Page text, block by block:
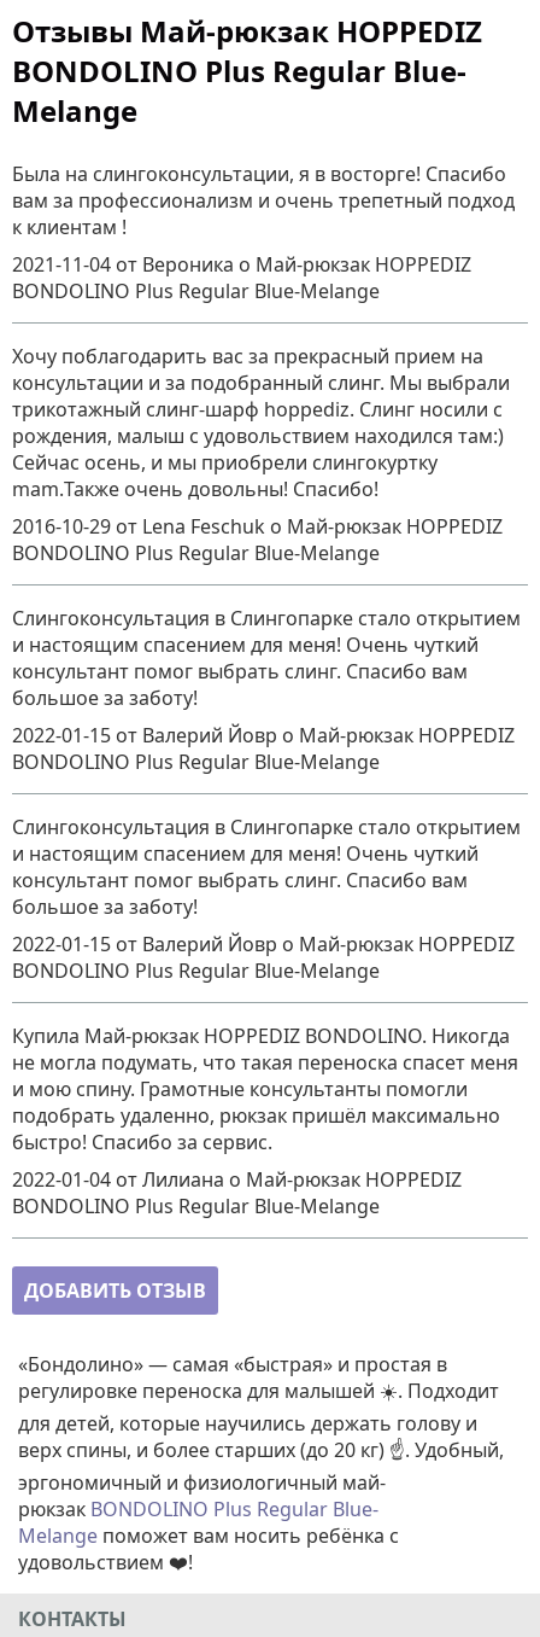
Отзывы Май-рюкзак HOPPEDIZ
BONDOLINO Plus Regular Blue-
Melange
Была на слингоконсультации, я в восторге! Спасибо
вам за профессионализм и очень трепетный подход
к клиентам !
2021-11-04 от Вероника о Май-рюкзак HOPPEDIZ
BONDOLINO Plus Regular Blue-Melange
Хочу поблагодарить вас за прекрасный прием на
консультации и за подобранный слинг. Мы выбрали
трикотажный слинг-шарф hoppediz. Слинг носили с
рождения, малыш с удовольствием находился там:)
Сейчас осень, и мы приобрели слингокуртку
mam.Также очень довольны! Спасибо!
2016-10-29 от Lena Feschuk о Май-рюкзак HOPPEDIZ
BONDOLINO Plus Regular Blue-Melange
Слингоконсультация в Слингопарке стало открытием
и настоящим спасением для меня! Очень чуткий
консультант помог выбрать слинг. Спасибо вам
большое за заботу!
2022-01-15 от Валерий Йовр о Май-рюкзак HOPPEDIZ
BONDOLINO Plus Regular Blue-Melange
Слингоконсультация в Слингопарке стало открытием
и настоящим спасением для меня! Очень чуткий
консультант помог выбрать слинг. Спасибо вам
большое за заботу!
2022-01-15 от Валерий Йовр о Май-рюкзак HOPPEDIZ
BONDOLINO Plus Regular Blue-Melange
Купила Май-рюкзак HOPPEDIZ BONDOLINO. Никогда
не могла подумать, что такая переноска спасет меня
и мою спину. Грамотные консультанты помогли
подобрать удаленно, рюкзак пришёл максимально
быстро! Спасибо за сервис.
2022-01-04 от Лилиана о Май-рюкзак HOPPEDIZ
BONDOLINO Plus Regular Blue-Melange
ДОБАВИТЬ ОТЗЫВ
«Бондолино» — самая «быстрая» и простая в
регулировке переноска для малышей ☀️. Подходит
для детей, которые научились держать голову и
верх спины, и более старших (до 20 кг) ☝️. Удобный,
эргономичный и физиологичный май-
рюкзак BONDOLINO Plus Regular Blue-
Melange поможет вам носить ребёнка с
удовольствием ❤️!
КОНТАКТЫ